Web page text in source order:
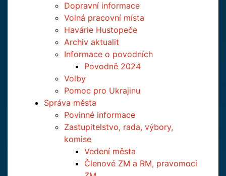
Dopravní informace
Volná pracovní místa
Havárie Hustopeče
Archiv aktualit
Informace o povodních
Povodně 2024
Volby
Pomoc pro Ukrajinu
Správa města
Povinné informace
Zastupitelstvo, rada, výbory,
komise
Vedení města
Členové ZM a RM, pravomoci